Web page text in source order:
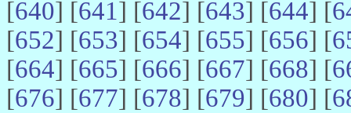
[640] [641] [642] [643] [644] [
[652] [653] [654] [655] [656] [
[664] [665] [666] [667] [668] [
[676] [677] [678] [679] [680] [